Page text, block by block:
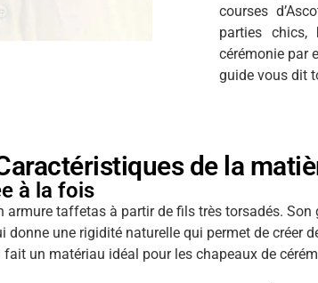
courses
parties chics,
cérémonie par
guide vous dit
de la
à la fois
armure taffetas à partir de fils très torsadés.
une rigidité naturelle qui permet de créer
un matériau idéal pour les chapeaux de